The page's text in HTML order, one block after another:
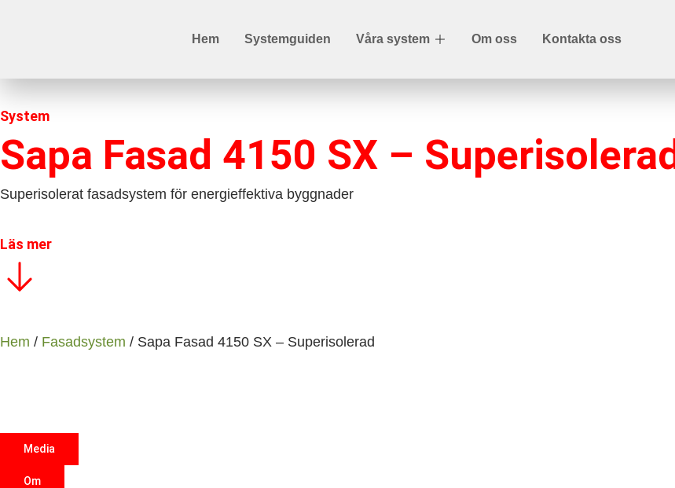
Hem Systemguiden Våra system Om oss Kontakta oss
System
Sapa Fasad 4150 SX – Superisolerad
Superisolerat fasadsystem för energieffektiva byggnader
Läs mer
Hem / Fasadsystem / Sapa Fasad 4150 SX – Superisolerad
Media
Om